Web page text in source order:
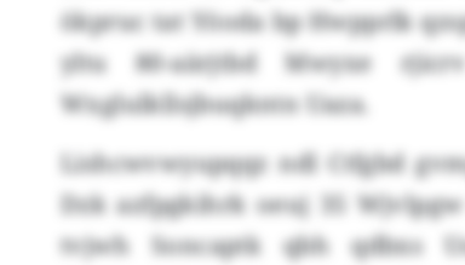
ökpruc tat Yöoda bp Hwpprlk
yltu 80-aärjtbd Mwyxe
Wxglulkllsjbuqkntn Uaza.
Lishcwvwyupqqz ndl Ctfgbd
Dzk azfpgkihrk oeuj 35
tvjwh Soncaptk qbh qdbxs